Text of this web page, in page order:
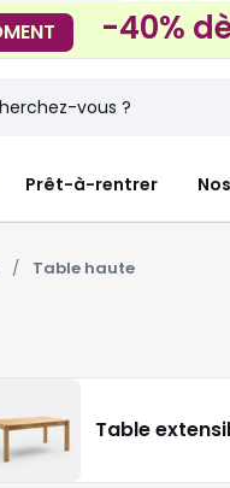
-40%
Prêt-à-rentrer
Table haute
Table